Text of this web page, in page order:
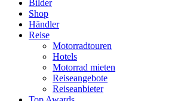
Bilder
Shop
Händler
Reise
Motorradtouren
Hotels
Motorrad mieten
Reiseangebote
Reiseanbieter